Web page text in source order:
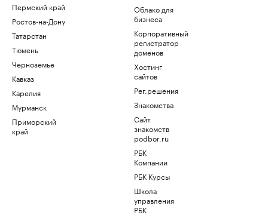
Пермский край
Ростов-на-Дону
Татарстан
Тюмень
Черноземье
Кавказ
Карелия
Мурманск
Приморский
край
Облако для
бизнеса
Корпоративный
регистратор
доменов
Хостинг
сайтов
Рег.решения
Знакомства
Сайт
знакомств
podbor.ru
РБК
Компании
РБК Курсы
Школа
управления
РБК